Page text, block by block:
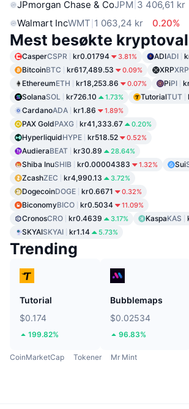
JPmorgan Chase & CoJPM 3 406,61 kr
Walmart IncWMT 1 063,24 kr 0.20%
Mest besøkte
CasperCSPR kr0.01794 3.81% ADIADI
BitcoinBTC kr617,489.53 0.09% XRPXRP
EthereumETH kr18,253.86 0.07% PiPI
SolanaSOL kr726.10 1.73% TutorialTUT
CardanoADA kr1.86 1.89%
PAX GoldPAXG kr41,333.67 0.20%
HyperliquidHYPE kr518.52 0.52%
AudieraBEAT kr30.89 28.64%
Shiba InuSHIB kr0.00004383 1.32% Sui
ZcashZEC kr4,990.13 3.72%
DogecoinDOGE kr0.6671 0.32%
BiconomyBICO kr0.5034 11.09%
CronosCRO kr0.4639 3.17% KaspaKAS
SKYAISKYAI kr1.14 5.73%
Trending
Tutorial
$0.174
199.82%
Bubblemaps
$0.02534
96.83%
CoinMarketCap Tokener Mr Mint